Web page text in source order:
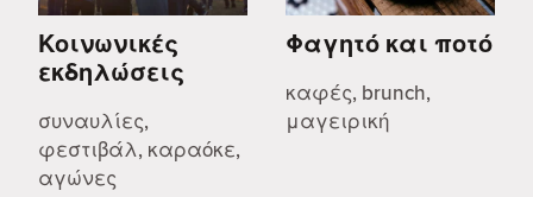
Κοινωνικές
εκδηλώσεις
συναυλίες,
φεστιβάλ, καραόκε,
αγώνες
Φαγητό και ποτό
καφές, brunch,
μαγειρική